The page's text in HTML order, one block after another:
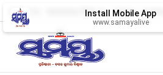
About Us Advertise With Us Career
Install Mobile App
www.samayalive